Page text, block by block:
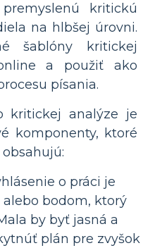
kritickú
na hlbšej úrovni.
šablóny kritickej
a použiť ako
písania.
kritickej analýze je
komponenty, ktoré
o práci je
bodom, ktorý
by byť jasná a
plán pre zvyšok